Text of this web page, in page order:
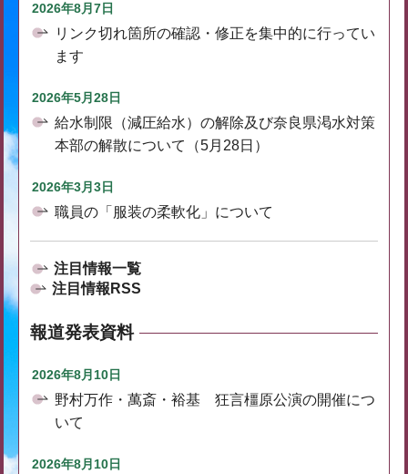
2026年8月7日
リンク切れ箇所の確認・修正を集中的に行ってい
ます
2026年5月28日
給水制限（減圧給水）の解除及び奈良県渇水対策
本部の解散について（5月28日）
2026年3月3日
職員の「服装の柔軟化」について
注目情報一覧
注目情報RSS
報道発表資料
2026年8月10日
野村万作・萬斎・裕基 狂言橿原公演の開催につ
いて
2026年8月10日